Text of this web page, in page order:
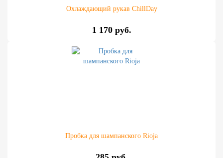
Охлаждающий рукав ChillDay
1 170 руб.
Пробка для шампанского Rioja